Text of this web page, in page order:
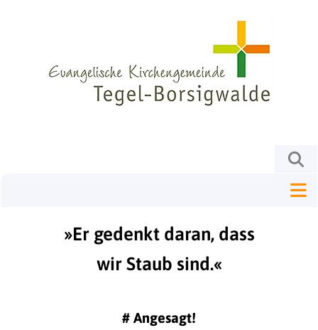
»Er gedenkt daran, dass
wir Staub sind.«
# Angesagt!